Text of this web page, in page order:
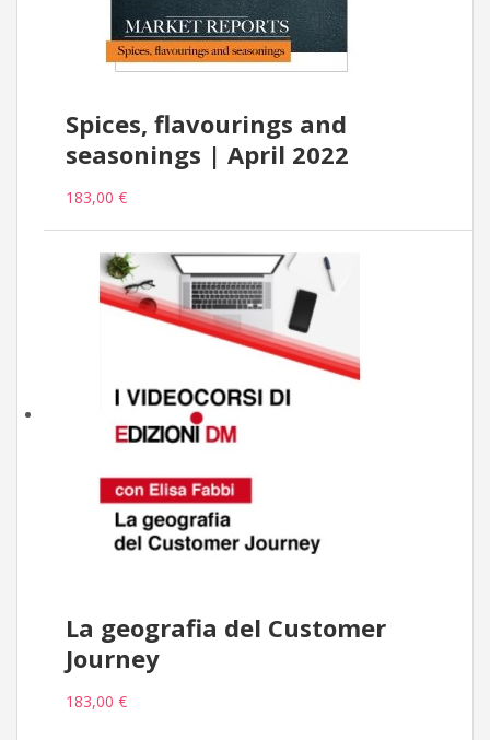
Spices, flavourings and
seasonings | April 2022
183,00 €
La geografia del Customer
Journey
183,00 €